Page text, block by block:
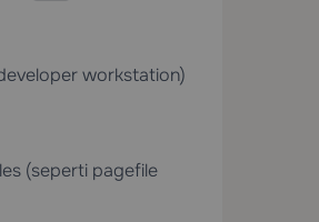
workstation)
(seperti pagefile